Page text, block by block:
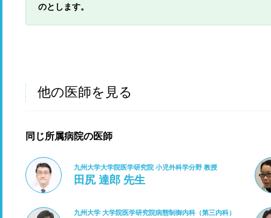
のとします。
他の医師を見る
同じ所属病院の医師
九州大学大学院医学研究院 小児外科学分野 教授
田尻 達郎 先生
九州大学 大学院医学研究院病態制御内科（第三内科）